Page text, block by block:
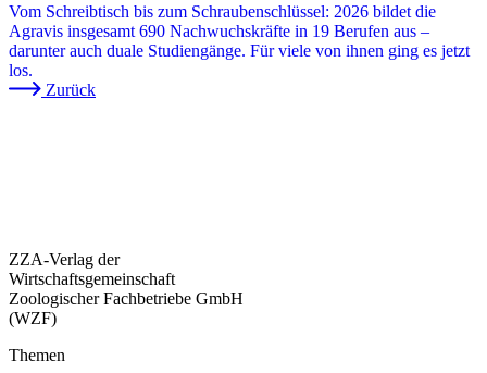
Vom Schreibtisch bis zum Schraubenschlüssel: 2026 bildet die
Agravis insgesamt 690 Nachwuchskräfte in 19 Berufen aus –
darunter auch duale Studiengänge. Für viele von ihnen ging es jetzt
los.
Zurück
ZZA-Verlag der
Wirtschaftsgemeinschaft
Zoologischer Fachbetriebe GmbH
(WZF)
Themen